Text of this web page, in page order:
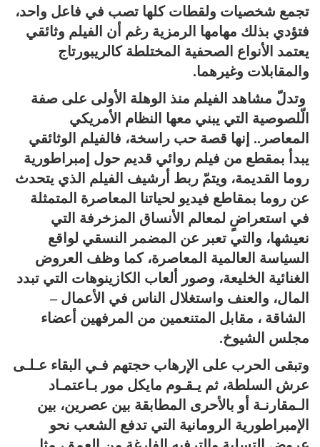
تجمع شخصيات ولقطات كلها تصب في فاعل واحد،
فتؤدي بذلك مهامها الرمزية رغم أن الفيلم وثائقي
يعتمد الأنواع الصحفية المختلطة كالريبورتاج
والمقابلات وغيرهما.
وتدلّ مشاهد الفيلم منذ الوهلة الأولى على صفة
الّلصوصية التي يبني معها النظام الأمريكي
المعاصر.. إنها قصة حب راسخة، فالفيلم الوثائقي
يبدأ بمقطع من فيلم روائي قديم حول إمبراطورية
روما القديمة، ويتمّ ربط أرشيف الفيلم الذي يتحدث
عن روما بمقاطع فيديو لحياتنا المعاصرة المتمثلة
في استعراضٍ لمعالم الأنساق المزخرفة التي
نعيشها، والتي تعبر عن المضمر النسقي لواقع
السياسة العالمية المعاصرة، كما وظف العروض
الغنائية الخليعة، وصور ألعاب الكازينوهات التي تبدد
المال، والعنف واستغلال الناس في الأعمال –
الشاقة ، مقابل المتنعمين من المرفهين أعضاء
مجلس الشيوخ.
وتبقى الحرب على الإرهاب حجتهم فـي البقاء عـلـى
عرش السلطة، ثم يـقـوم مايكل مور بـاعتمـاد
الـمقارنـة أو بالأحرى المطابقة بين عصرين، بين
الإمبراطورية الرومانية التي تدفع الشعب نحو